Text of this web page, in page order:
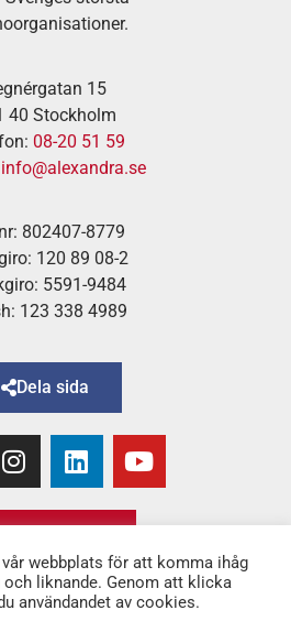
15
40 Stockholm
08-20 51 59
info@alexandra.se
802407-8779
120 89 08-2
5591-9484
123 338 4989
Dela sida
webbplats för att komma ihåg
liknande. Genom att klicka
användandet av cookies.